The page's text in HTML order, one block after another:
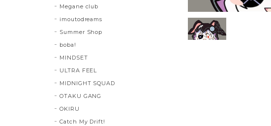
Megane club
imoutodreams
Summer Shop
boba!
MINDSET
ULTRA FEEL
MIDNIGHT SQUAD
OTAKU GANG
OKIRU
Catch My Drift!